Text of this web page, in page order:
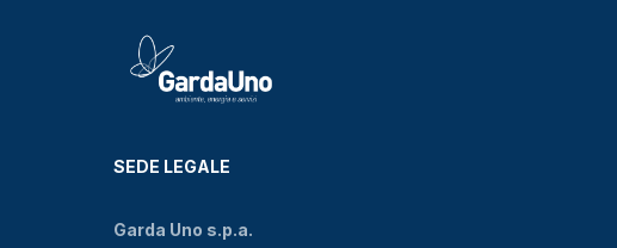
SEDE LEGALE
Garda Uno s.p.a.